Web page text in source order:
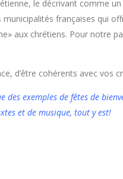
le décrivant comme
françaises qui
aux chrétiens. Pour notre
d’être cohérents avec vos
exemples de fêtes de
et de musique, tout y est!